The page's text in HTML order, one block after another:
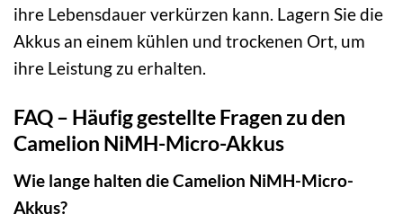
ihre Lebensdauer verkürzen kann. Lagern Sie die
Akkus an einem kühlen und trockenen Ort, um
ihre Leistung zu erhalten.
FAQ – Häufig gestellte Fragen zu den
Camelion NiMH-Micro-Akkus
Wie lange halten die Camelion NiMH-Micro-
Akkus?